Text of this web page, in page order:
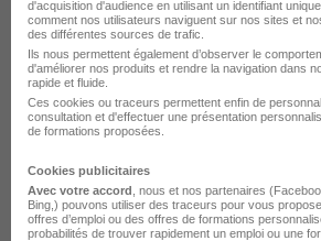
DÉPOSEZ VOTRE CV
Rendez votre CV accessible à
recruteurs de la CVthèque Hellowork.
d'acquisition d'audience en utilisant un identifiant
comment nos utilisateurs naviguent sur nos sites et
des différentes sources de trafic.
Ils nous permettent également d’observer le
d'améliorer nos produits et rendre la navigation dans
rapide et fluide.
Ces cookies ou traceurs permettent enfin de
consultation et d'effectuer une présentation
de formations proposées.
Cookies publicitaires
Avec votre accord , nous et nos partenaires
Bing,) pouvons utiliser des traceurs pour vous
offres d’emploi ou des offres de formations
probabilités de trouver rapidement un emploi ou une